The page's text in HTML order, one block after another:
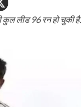
कुल लीड 96 रन हो चुकी है.